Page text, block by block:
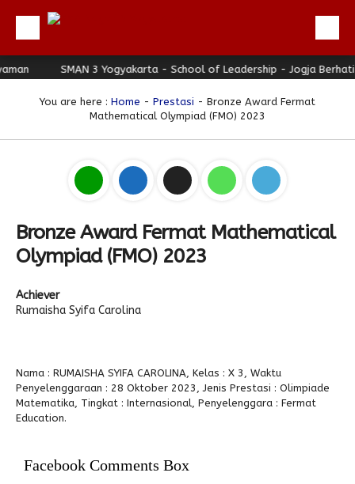
Beranda
Profil
Download
Hubungi Kami
Bulletin
Alumni
SMAN 3 Yogyakarta - School of Leadership - Jogja Berhati
You are here : Home - Prestasi - Bronze Award Fermat
Mathematical Olympiad (FMO) 2023
Bronze Award Fermat Mathematical
Olympiad (FMO) 2023
Achiever
Rumaisha Syifa Carolina
Nama : RUMAISHA SYIFA CAROLINA, Kelas : X 3, Waktu
Penyelenggaraan : 28 Oktober 2023, Jenis Prestasi : Olimpiade
Matematika, Tingkat : Internasional, Penyelenggara : Fermat
Education.
Facebook Comments Box